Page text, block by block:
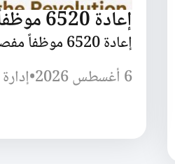
إعادة 6520 موظفاً مفصولاً بسبب الثورة
إعادة 6520 موظفاً مفصولاً بسبب الثورة السورية
6 أغسطس 2026
•